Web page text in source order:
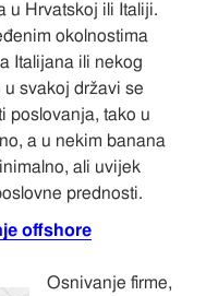
u Hrvatskoj ili Italiji.
okolnostima
Italijana ili nekog
svakoj državi se
poslovanja, tako u
a u nekim banana
ali uvijek
prednosti.
offshore
Osnivanje firme,